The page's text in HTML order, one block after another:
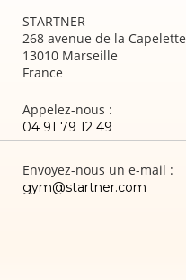
STARTNER
268 avenue de la Capelette
13010 Marseille
France
Appelez-nous :
04 91 79 12 49
Envoyez-nous un e-mail :
gym@startner.com